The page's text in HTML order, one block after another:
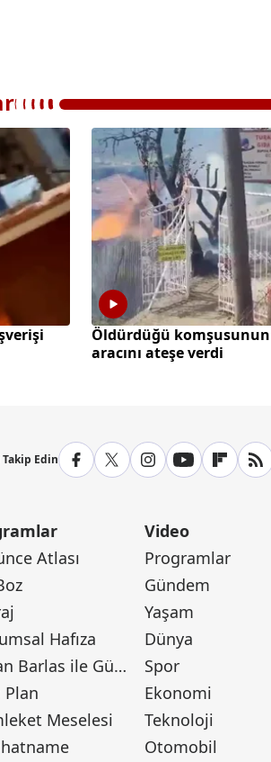
Öldürdüğü
aracını ateşe verdi
Takip Edin
Atlası
Hafıza
Canan Barlas ile Gündem
Plan
Meselesi
Video
Programlar
Gündem
Yaşam
Dünya
Spor
Ekonomi
Teknoloji
Otomobil